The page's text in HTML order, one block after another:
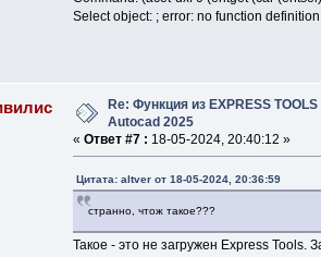
Select object: ; error: no function
Re: Функция из EXPRESS TOOLS
Autocad 2025
« Ответ #7 : 18-05-2024, 20:40:12 »
Цитата: altver от 18-05-2024, 20:36:59
странно, чтож такое???
Такое - это не загружен Express Tools.